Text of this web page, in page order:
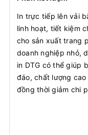
In trực tiếp lên vải
linh hoạt, tiết kiệm
cho sản xuất trang
doanh nghiệp nhỏ,
in DTG có thể giúp
đáo, chất lượng
đồng thời giảm chi